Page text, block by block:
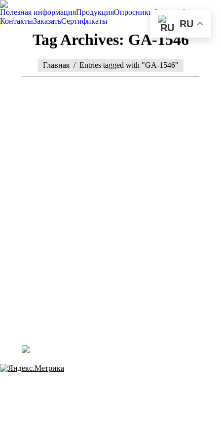
Полезная информацияПродукцияОпросники Фотографии
КонтактыЗаказатьСертификаты
Tag Archives: GA-1546
You are here:
Главная
Entries tagged with "GA-1546"
RU